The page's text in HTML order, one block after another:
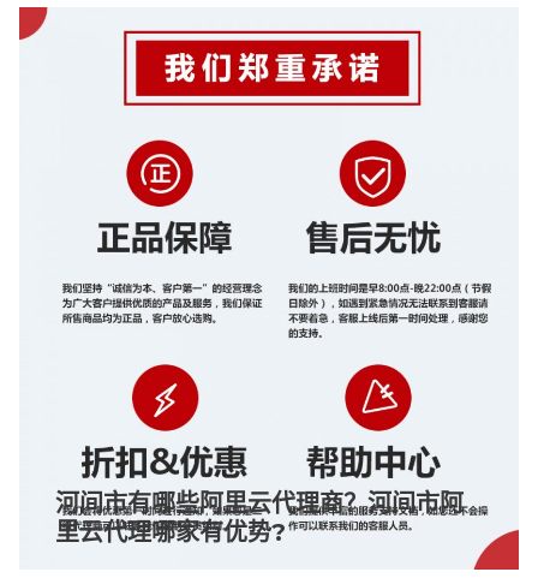
河间市有哪些阿里云代理商？河间市阿
里云代理哪家有优势?